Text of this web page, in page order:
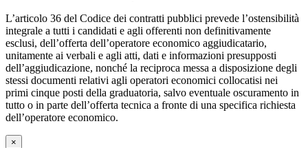
L’articolo 36 del Codice dei contratti pubblici prevede l’ostensibilità
integrale a tutti i candidati e agli offerenti non definitivamente
esclusi, dell’offerta dell’operatore economico aggiudicatario,
unitamente ai verbali e agli atti, dati e informazioni presupposti
dell’aggiudicazione, nonché la reciproca messa a disposizione degli
stessi documenti relativi agli operatori economici collocatisi nei
primi cinque posti della graduatoria, salvo eventuale oscuramento in
tutto o in parte dell’offerta tecnica a fronte di una specifica richiesta
dell’operatore economico.
×